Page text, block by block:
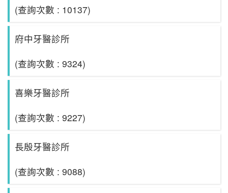
(查詢次數 : 10137)
府中牙醫診所
(查詢次數 : 9324)
喜樂牙醫診所
(查詢次數 : 9227)
長殷牙醫診所
(查詢次數 : 9088)